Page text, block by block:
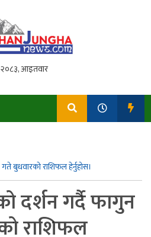
गते बुधवारको राशिफल हेर्नुहोस।
दर्शन गर्दै फागुन
राशिफल